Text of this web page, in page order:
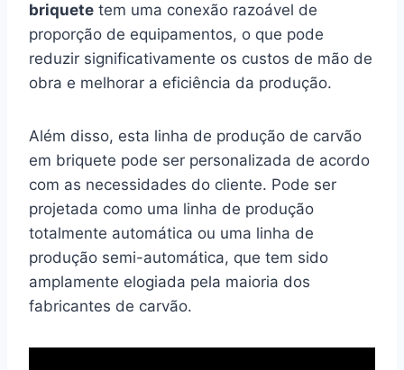
briquete tem uma conexão razoável de
proporção de equipamentos, o que pode
reduzir significativamente os custos de mão de
obra e melhorar a eficiência da produção.
Além disso, esta linha de produção de carvão
em briquete pode ser personalizada de acordo
com as necessidades do cliente. Pode ser
projetada como uma linha de produção
totalmente automática ou uma linha de
produção semi-automática, que tem sido
amplamente elogiada pela maioria dos
fabricantes de carvão.